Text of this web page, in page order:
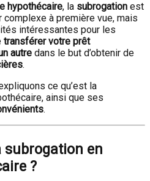
hypothécaire, la subrogation est
à première vue, mais
intéressantes pour les
transférer votre prêt
autre dans le but d’obtenir de
.
ce qu’est la
ainsi que ses
.
subrogation en
?